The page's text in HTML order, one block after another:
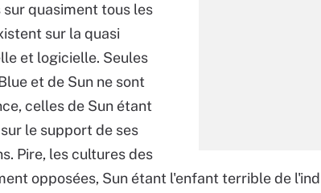
quasiment tous les
sur la quasi
et logicielle. Seules
et de Sun ne sont
celles de Sun étant
le support de ses
Pire, les cultures des
opposées, Sun étant l'enfant terrible de